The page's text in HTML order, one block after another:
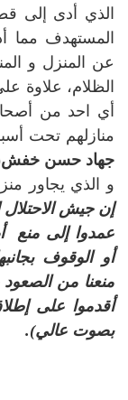
الذي أدى إلى
المستهدف مما
عن المنزل و
الظلام، علاوة
أي احد من
منازلهم تحت
جهاد حسن خفش(37عاما) إلى باحث مركز أبحاث
و الذي يجاور
إن جيش
عمدوا إلى منع
أو الوقوف
منعنا من الصعود
أقدموا على
بصوت عالي).